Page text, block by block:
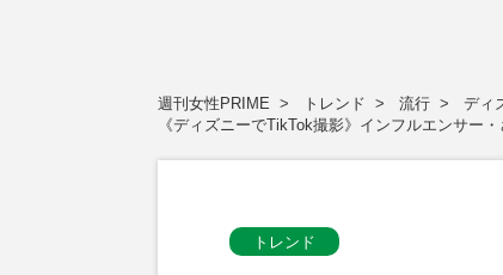
週刊女性PRIME トレンド 流行
ディ
《ディズニーでTikTok撮影》インフルエンサー
トレンド